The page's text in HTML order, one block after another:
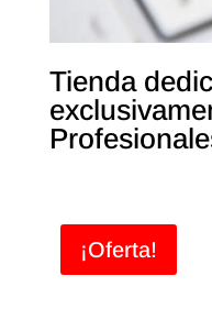
Tienda
¡Oferta!